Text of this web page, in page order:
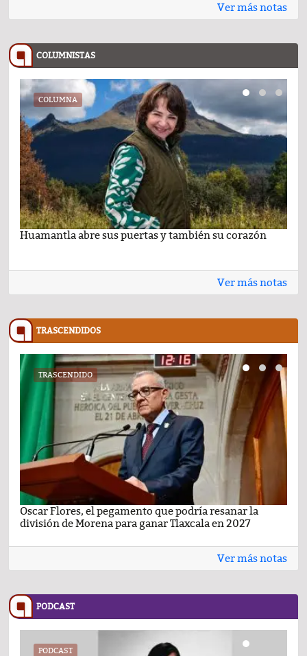
Ver más notas
COLUMNISTAS
COLUMNA
Huamantla abre sus puertas y también su corazón
Ver más notas
TRASCENDIDOS
TRASCENDIDO
Oscar Flores, el pegamento que podría resanar la
división de Morena para ganar Tlaxcala en 2027
Ver más notas
PODCAST
PODCAST